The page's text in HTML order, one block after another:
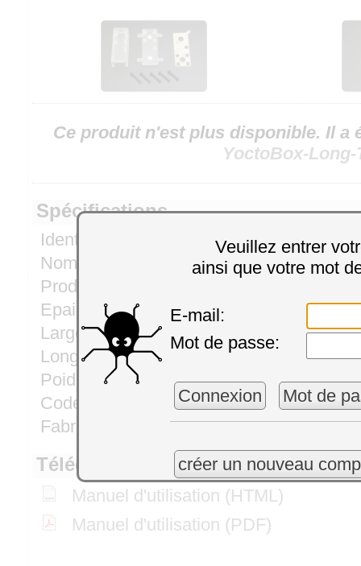
Veuillez entrer
ainsi que votre mot
E-mail:
Mot de passe:
Connexion Mot de
créer un nouveau
Ce produit n'est plus disponible. Il a
YoctoBox-
Spécifications
Identifiant produit:
Nom du produit:
YoctoBox-
Produit de replacement:
Epaisseur:
Largeur:
Longueur:
Poids:
Code tarifaire harmonisé:
Fabriqué en:
Téléchargements
Manuel d'utilisation (HTML)
Manuel d'utilisation (PDF)